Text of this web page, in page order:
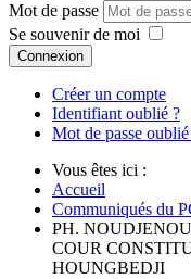
Mot de passe
Se souvenir de moi
Connexion
Créer un compte
Identifiant oublié ?
Mot de passe
Vous êtes ici :
Accueil
Communiqués du
PH.
COUR
HOUNGBEDJI